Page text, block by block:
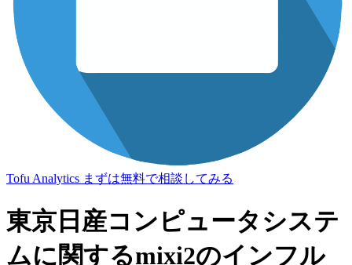
Tofu Analytics まずは無料で相談してみる
東京日産コンピュータシステ
ムに関するmixi2のインフル